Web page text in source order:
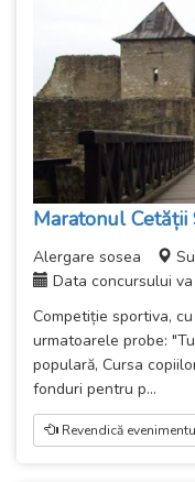
Maratonul Cetății
Alergare sosea
Data concursului
Competiție sportiva,
urmatoarele probe:
populară, Cursa
fonduri pentru p...
Revendică